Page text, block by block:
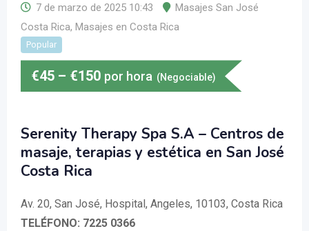
7 de marzo de 2025 10:43
Masajes San José
Costa Rica, Masajes en Costa Rica
Popular
€45 – €150 por hora (Negociable)
Serenity Therapy Spa S.A – Centros de
masaje, terapias y estética en San José
Costa Rica
Av. 20, San José, Hospital, Angeles, 10103, Costa Rica
TELÉFONO: 7225 0366